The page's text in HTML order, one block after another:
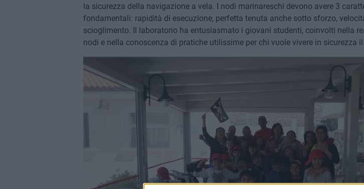
la sicurezza della navigazione a vela. I nodi marinareschi devono avere 3
fondamentali: rapidità di esecuzione, perfetta tenuta anche sotto sforzo,
scioglimento. Il laboratorio ha entusiasmato i giovani studenti, coinvolti nella
nodi e nella conoscenza di pratiche utilissime per chi vuole vivere in sicurezza